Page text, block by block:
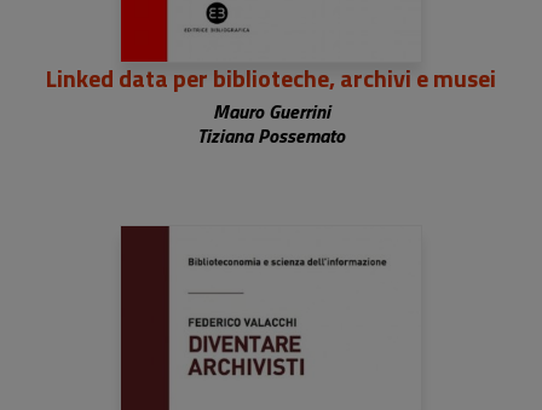
Linked data per biblioteche, archivi e musei
Mauro Guerrini
Tiziana Possemato